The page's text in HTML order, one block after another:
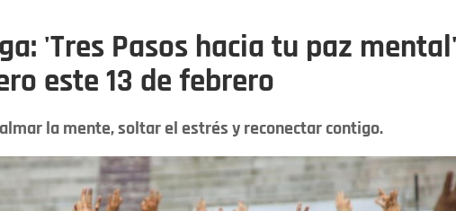
'Tres Pasos hacia tu paz mental'
este 13 de febrero
la mente, soltar el estrés y reconectar contigo.